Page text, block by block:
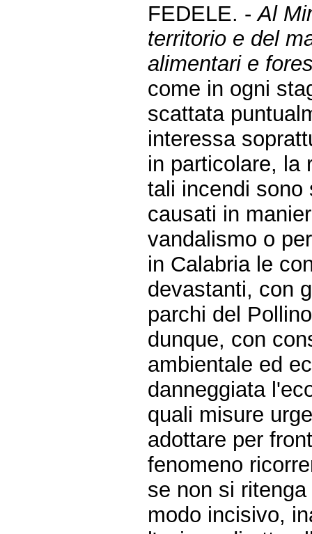
FEDELE. -Al
territorio e del
alimentari e
come in ogni
scattata
interessa
in particolare, la
tali incendi sono
causati in
vandalismo o
in Calabria le
devastanti, con
parchi del
dunque, con
ambientale ed
danneggiata
quali misure
adottare per
fenomeno
se non si
modo incisivo,